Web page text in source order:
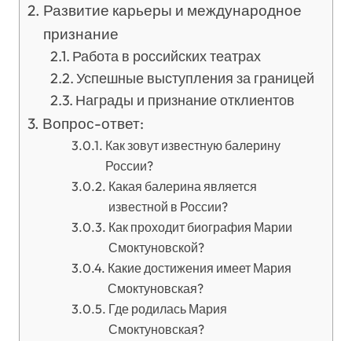
Развитие карьеры и международное
признание
Работа в российских театрах
Успешные выступления за границей
Награды и признание отклиентов
Вопрос-ответ:
Как зовут известную балерину
России?
Какая балерина является
известной в России?
Как проходит биография Марии
Смоктуновской?
Какие достижения имеет Мария
Смоктуновская?
Где родилась Мария
Смоктуновская?